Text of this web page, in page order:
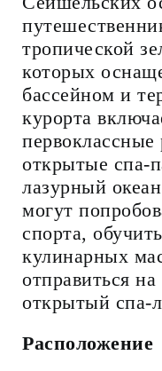
тропической
которых
бассейном и
курорта
открытые спа-
лазурный
могут
спорта,
кулинарных
отправиться
открытый спа-
Расположение